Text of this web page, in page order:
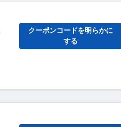
クーポンコードを明らかに
する